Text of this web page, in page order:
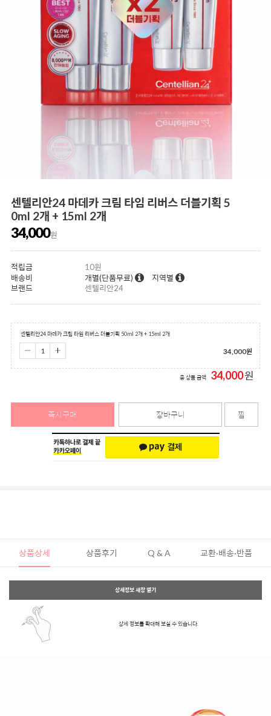
센텔리안24 마데카 크림 타임 리버스 더블기획 5
0ml 2개 + 15ml 2개
34,000원
적립금
10원
배송비
개별(단품무료)
지역별
브랜드
센텔리안24
센텔리안24 마데카 크림 타임 리버스 더블기획 50ml 2개 + 15ml 2개
34,000원
총 상품 금액 34,000원
즉시구매 장바구니 찜
상품상세 상품후기 Q & A 교환·배송·반품
상세정보 새창 열기
상세 정보를 확대해 보실 수 있습니다.